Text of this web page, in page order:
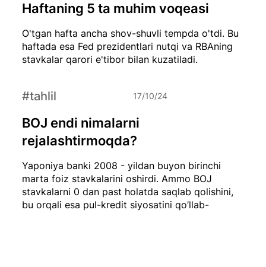
O'tgan hafta ancha shov-shuvli tempda o'tdi. Bu
haftada esa Fed prezidentlari nutqi va RBAning
stavkalar qarori e'tibor bilan kuzatiladi.
Haftaning 5 ta muhim voqeasi
Yaponiya banki 2008 - yildan buyon birinchi
marta foiz stavkalarini oshirdi. Ammo BOJ
stavkalarni 0 dan past holatda saqlab qolishini,
bu orqali esa pul-kredit siyosatini qo’llab-
BOJ endi nimalarni
rejalashtirmoqda?
#tahlil 17/10/24